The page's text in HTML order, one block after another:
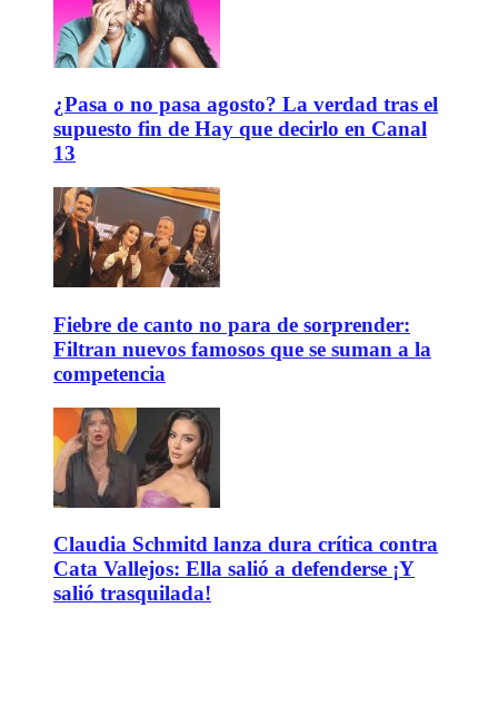
¿Pasa o no pasa agosto? La verdad tras el
supuesto fin de Hay que decirlo en Canal
13
Fiebre de canto no para de sorprender:
Filtran nuevos famosos que se suman a la
competencia
Claudia Schmitd lanza dura crítica contra
Cata Vallejos: Ella salió a defenderse ¡Y
salió trasquilada!